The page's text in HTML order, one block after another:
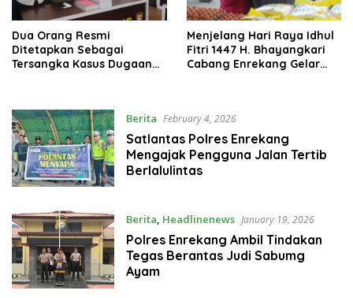
Dua Orang Resmi
Ditetapkan Sebagai
Tersangka Kasus Dugaan
Menjelang Hari Raya Idhul
Fitri 1447 H. Bhayangkari
Cabang Enrekang Gelar
Berita February 4, 2026
Satlantas Polres Enrekang
Mengajak Pengguna Jalan Tertib
Berlalulintas
Berita, Headlinenews January 19, 2026
Polres Enrekang Ambil Tindakan
Tegas Berantas Judi Sabumg
Ayam